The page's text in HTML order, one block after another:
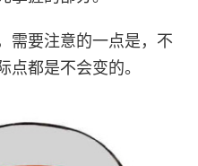
需要注意的一点是，不
点都是不会变的。